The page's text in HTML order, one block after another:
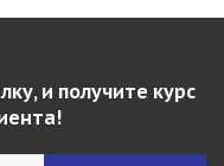
и получите курс